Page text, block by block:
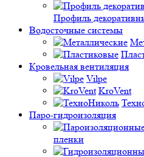
Профиль
Водосточные системы
Кровельная вентиляция
Vilpe
KroVent
Паро-гидроизоляция
пленки